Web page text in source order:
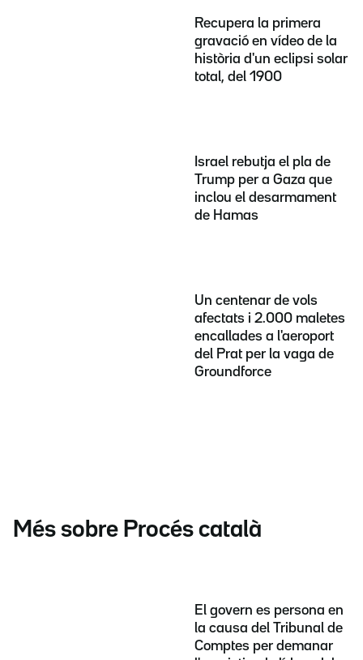
Recupera la primera
gravació en vídeo de la
història d'un eclipsi solar
total, del 1900
Israel rebutja el pla de
Trump per a Gaza que
inclou el desarmament
de Hamas
Un centenar de vols
afectats i 2.000 maletes
encallades a l'aeroport
del Prat per la vaga de
Groundforce
Més sobre Procés català
El govern es persona en
la causa del Tribunal de
Comptes per demanar